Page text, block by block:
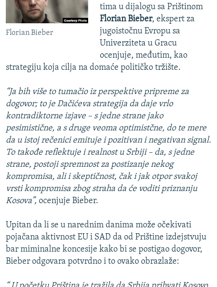
Florian Bieber
tima u dijalogu sa Prištinom
Florian Bieber, ekspert za
jugoistočnu Evropu sa
Univerziteta u Gracu
ocenjuje, međutim, kao
strategiju koja cilja na domaće političko tržište.
“Ja bih više to tumačio iz perspektive pripreme za
dogovor; to je Dačićeva strategija da daje vrlo
kontradiktorne izjave – s jedne strane jako
pesimistične, a s druge veoma optimistčne, do te mere
da u istoj rečenici emituje i pozitivan i negativan signal.
To takođe reflektuje i realnost u Srbiji – da, s jedne
strane, postoji spremnost za postizanje nekog
kompromisa, ali i skeptičnost, čak i jak otpor svakoj
vrsti kompromisa zbog straha da će voditi priznanju
Kosova”, ocenjuje Bieber.
Upitan da li se u narednim danima može očekivati
pojačana aktivnost EU i SAD da od Prištine izdejstvuju
bar miminalne koncesije kako bi se postigao dogovor,
Bieber odgovara potvrdno i to ovako obrazlaže: